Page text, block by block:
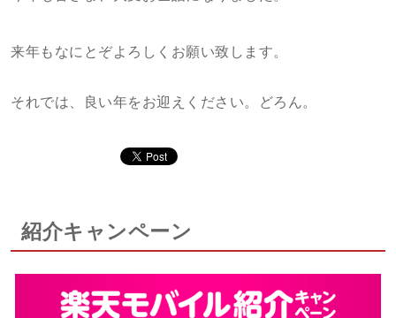
来年もなにとぞよろしくお願い致します。
それでは、良い年をお迎えください。どろん。
紹介キャンペーン